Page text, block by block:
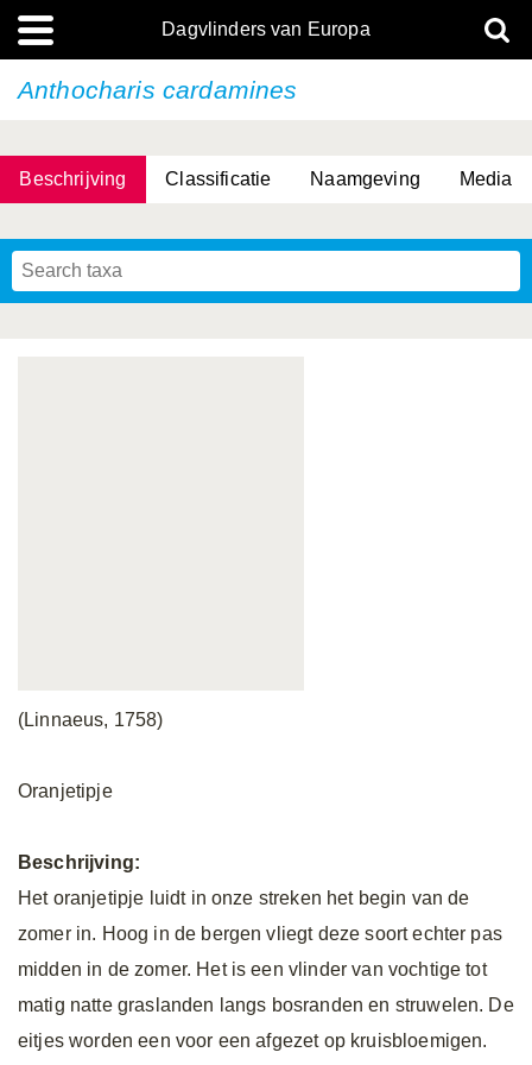
Dagvlinders van Europa
Anthocharis cardamines
Beschrijving Classificatie Naamgeving Media
(Linnaeus, 1758)
Oranjetipje
Beschrijving:
Het oranjetipje luidt in onze streken het begin van de
zomer in. Hoog in de bergen vliegt deze soort echter pas
midden in de zomer. Het is een vlinder van vochtige tot
matig natte graslanden langs bosranden en struwelen. De
eitjes worden een voor een afgezet op kruisbloemigen.